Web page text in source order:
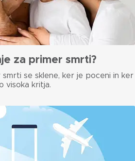
za primer smrti?
smrti se sklene, ker je poceni in ker
visoka kritja.